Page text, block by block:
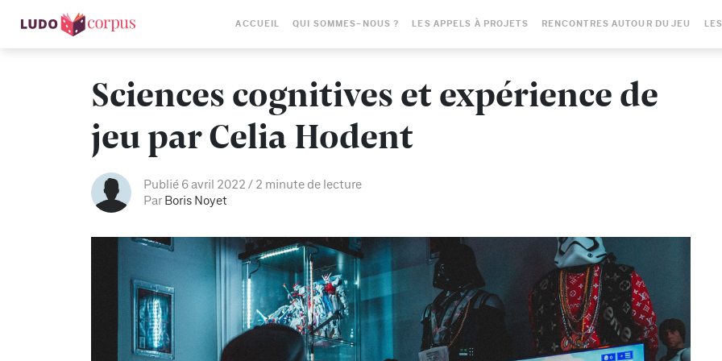
ACCUEIL QUI SOMMES-NOUS ? LES APPELS À PROJETS RENCONTRES AUTOUR DU JEU
Sciences cognitives et expérience de
jeu par Celia Hodent
Publié 6 avril 2022
2 minute de lecture
Par Boris Noyet